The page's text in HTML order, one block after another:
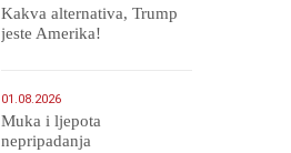
Kakva alternativa, Trump
jeste Amerika!
01.08.2026
Muka i ljepota
nepripadanja